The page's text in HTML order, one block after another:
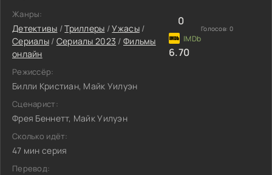
Жанры:
Детективы /Триллеры /Ужасы/
Сериалы/ Сериалы 2023 /Фильмы
онлайн
Режиссёр:
Билли Кристиан, Майк Уилуэн
Сценарист:
Фрея Беннетт, Майк Уилуэн
Сколько идёт:
47 мин серия
Перевод:
0
Голосов: 0
6.70